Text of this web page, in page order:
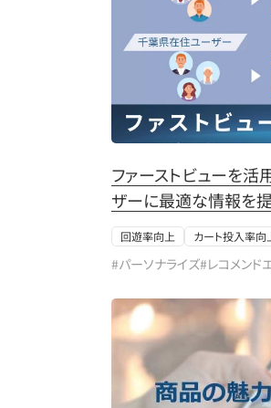
ファーストビューを活
ザーに最適な情報を
回遊率向上 カート投入率向
#パーソナライズ#レコメンド